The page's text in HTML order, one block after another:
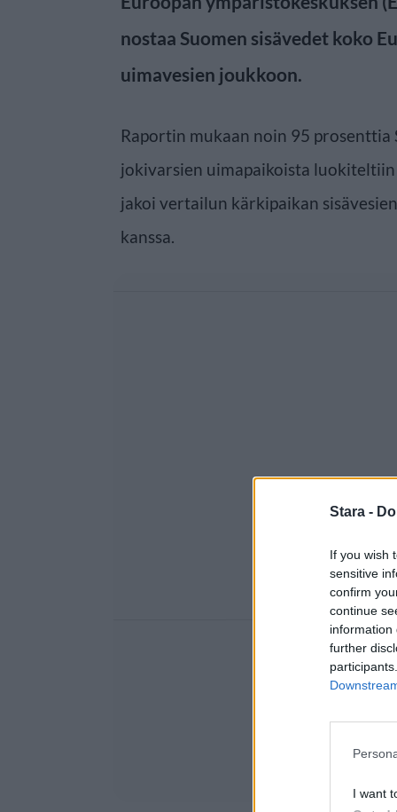
Stara -
If you wish
sensitive
confirm
continue
information
further
I want
nostaa Suomen sisävedet koko
uimavesien joukkoon.
Raportin mukaan noin 95 prosenttia
jokivarsien uimapaikoista
jakoi vertailun kärkipaikan
kanssa.